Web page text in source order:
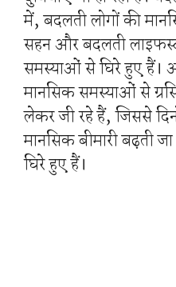
में, बदलती लोगों की
सहन और बदलती
समस्याओं से घिरे हुए हैं।
मानसिक समस्याओं से
लेकर जी रहे हैं, जिससे
मानसिक बीमारी बढ़ती
घिरे हुए हैं।